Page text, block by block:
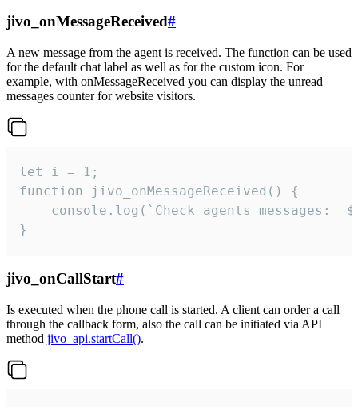
jivo_onMessageReceived#
A new message from the agent is received. The function can be used
for the default chat label as well as for the custom icon. For
example, with onMessageReceived you can display the unread
messages counter for website visitors.
let i = 1;
function jivo_onMessageReceived() {
}
jivo_onCallStart#
Is executed when the phone call is started. A client can order a call
through the callback form, also the call can be initiated via API
method jivo_api.startCall().